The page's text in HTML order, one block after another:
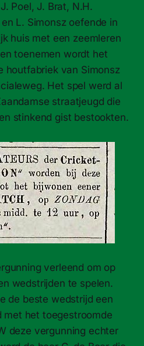
Poel, J. Brat, N.H.
L. Simonsz oefende in
huis met een zeemleren
toenemen wordt het
houtfabriek van Simonsz
Het spel werd al
straatjeugd die
stinkend gist bestookten.
verleend om op
wedstrijden te spelen.
de beste wedstrijd een
met het toegestroomde
deze vergunning echter